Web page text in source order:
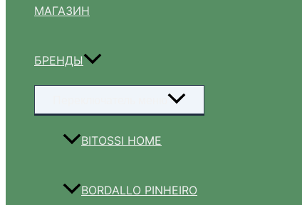
МАГАЗИН
БРЕНДЫ
BITOSSI HOME
BORDALLO PINHEIRO